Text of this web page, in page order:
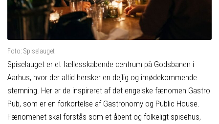
Foto: Spiselauget
Spiselauget er et fællesskabende centrum på Godsbanen i
Aarhus, hvor der altid hersker en dejlig og imødekommende
stemning. Her er de inspireret af det engelske fænomen Gastro
Pub, som er en forkortelse af Gastronomy og Public House.
Fænomenet skal forstås som et åbent og folkeligt spisehus,